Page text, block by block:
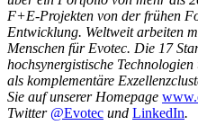
F+E-Projekten von der frühen
Entwicklung. Weltweit arbeiten
Menschen für Evotec. Die 17
hochsynergistische
als komplementäre
Sie auf unserer Homepage
Twitter @Evotec und LinkedIn.